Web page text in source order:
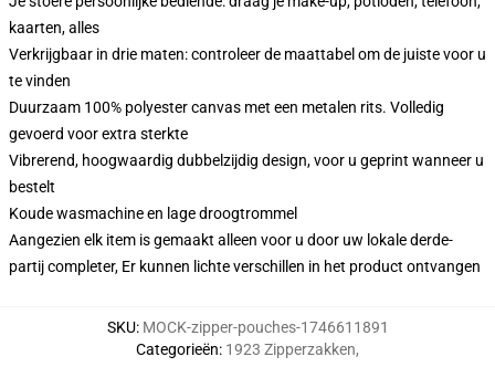
kaarten, alles
Verkrijgbaar in drie maten: controleer de maattabel om de juiste voor u
te vinden
Duurzaam 100% polyester canvas met een metalen rits. Volledig
gevoerd voor extra sterkte
Vibrerend, hoogwaardig dubbelzijdig design, voor u geprint wanneer u
bestelt
Koude wasmachine en lage droogtrommel
Aangezien elk item is gemaakt alleen voor u door uw lokale derde-
partij completer, Er kunnen lichte verschillen in het product ontvangen
SKU: MOCK-zipper-pouches-1746611891
Categorieën: 1923 Zipperzakken,